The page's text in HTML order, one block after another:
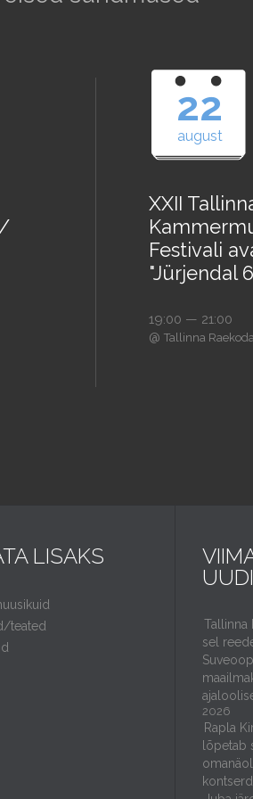
/
22
august
XXII
Festivali
"Jürjendal
19:00 — 21:00
@ Tallinna Raekoda
LISAKS
teated
Tallinna
sel
2026
Rapla
lõpetab